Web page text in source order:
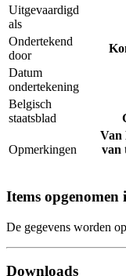
Uitgevaardigd
als
Ondertekend
door
Datum
ondertekening
Belgisch
staatsblad
Opmerkingen
Van
van
Items
De gegevens worden
Downloads